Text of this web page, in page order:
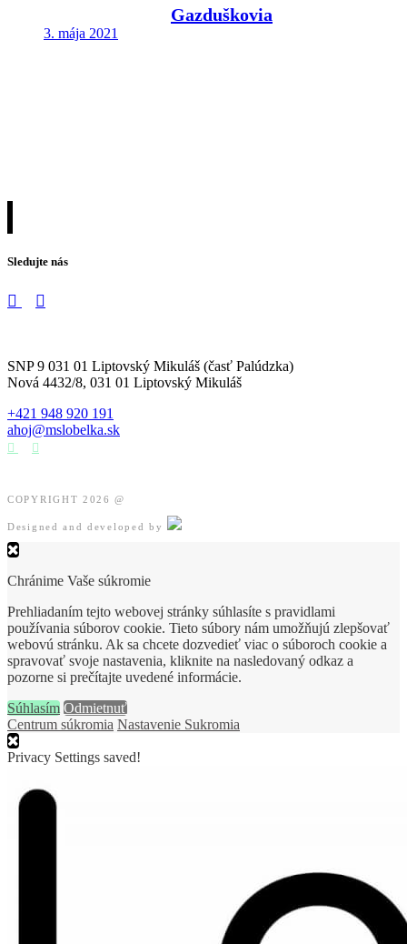
Gazduškovia
3. mája 2021
Sledujte nás
SNP 9 031 01 Liptovský Mikuláš (časť Palúdzka)
Nová 4432/8, 031 01 Liptovský Mikuláš
+421 948 920 191
ahoj@mslobelka.sk
COPYRIGHT 2026 @
Designed and developed by
Chránime Vaše súkromie
Prehliadaním tejto webovej stránky súhlasíte s pravidlami
používania súborov cookie. Tieto súbory nám umožňujú zlepšovať
webovú stránku. Ak sa chcete dozvedieť viac o súboroch cookie a
spravovať svoje nastavenia, kliknite na nasledovaný odkaz a
pozorne si prečítajte uvedené informácie.
Súhlasím Odmietnuť
Centrum súkromia Nastavenie Sukromia
Privacy Settings saved!